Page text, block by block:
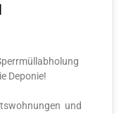
Deponie!
und